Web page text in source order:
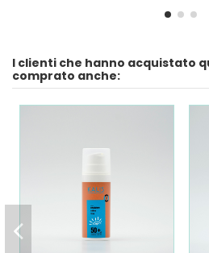
I clienti che hanno acquistato
comprato anche: